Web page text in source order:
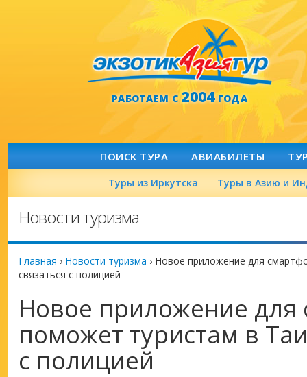
РАБОТАЕМ С2004ГОДА
ПОИСК ТУРА АВИАБИЛЕТЫ
Туры из Иркутска Туры в Азию и
Новости туризма
Главная › Новости туризма › Новое приложение для
связаться с полицией
Новое приложение для
поможет туристам в
с полицией